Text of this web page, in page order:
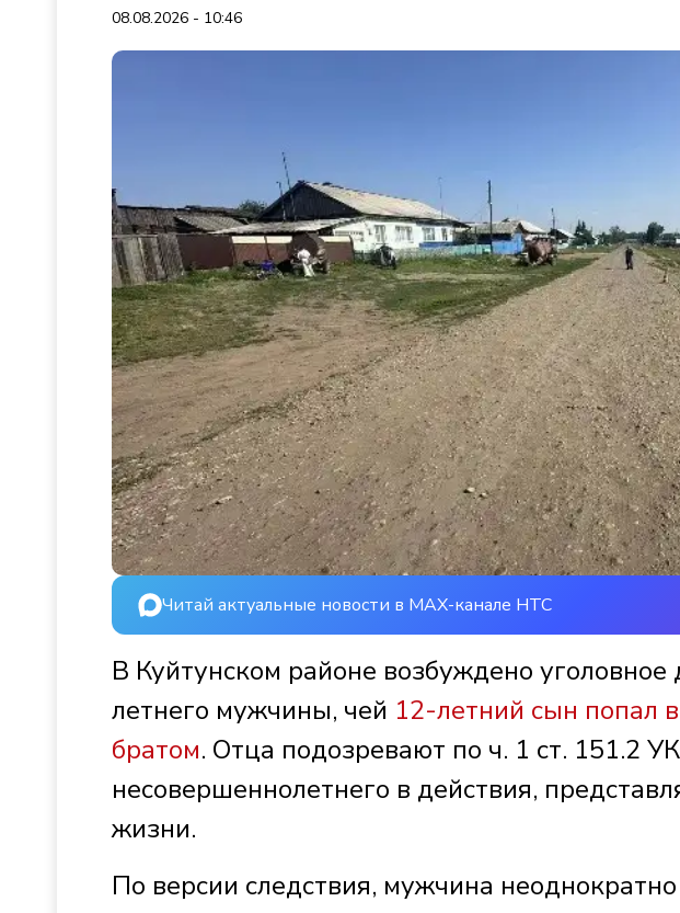
08.08.2026 - 10:46
Читай актуальные новости в MAX-канале НТС
В Куйтунском районе возбуждено
летнего мужчины, чей 12-летний сын попал
братом. Отца подозревают по ч. 1 ст. 151.2
несовершеннолетнего в действия,
жизни.
По версии следствия, мужчина